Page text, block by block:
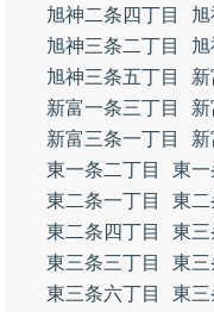
旭神二条四丁目
旭神三条二丁目
旭神三条五丁目
新富一条三丁目
新富三条一丁目
東一条二丁目
東一
東二条一丁目
東二
東二条四丁目
東三
東三条三丁目
東三
東三条六丁目
東三